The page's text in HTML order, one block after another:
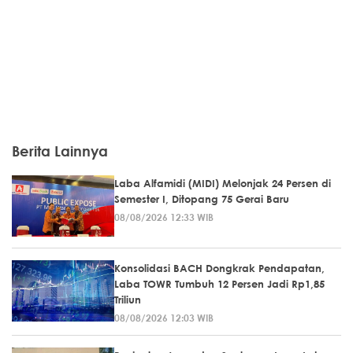
Berita Lainnya
Laba Alfamidi (MIDI) Melonjak 24 Persen di
Semester I, Ditopang 75 Gerai Baru
08/08/2026 12:33 WIB
Konsolidasi BACH Dongkrak Pendapatan,
Laba TOWR Tumbuh 12 Persen Jadi Rp1,85
Triliun
08/08/2026 12:03 WIB